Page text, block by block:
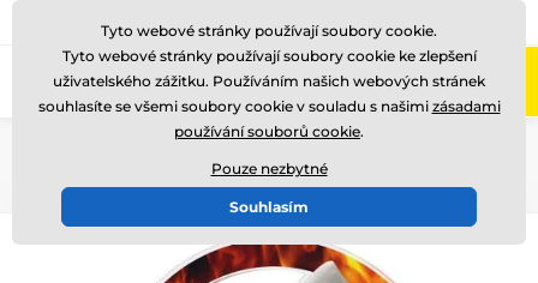
Zavolejte nám (Po-Pá 8-17)
Tyto webové stránky používají soubory cookie.
Tyto webové stránky používají soubory cookie ke zlepšení
uživatelského zážitku. Používáním našich webových stránek
souhlasíte se všemi soubory cookie v souladu s našimi zásadami
používání souborů cookie.
Pouze nezbytné
Souhlasím